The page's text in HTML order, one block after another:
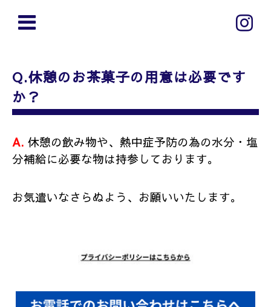
Q.休憩のお茶菓子の用意は必要です
か？
A. 休憩の飲み物や、熱中症予防の為の水分・塩
分補給に必要な物は持参しております。
お気遣いなさらぬよう、お願いいたします。